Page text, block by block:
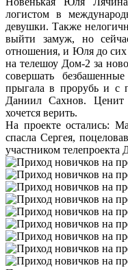
логистом в
девушки. Также
выйти замуж, но
отношения, и Юля до сих
на телешоу Дом-2 за
совершать
прыгала в прорубь и с
Даниил Сахнов.
хочется верить.
На проекте остались:
спасла Сергея,
участником телепроекта